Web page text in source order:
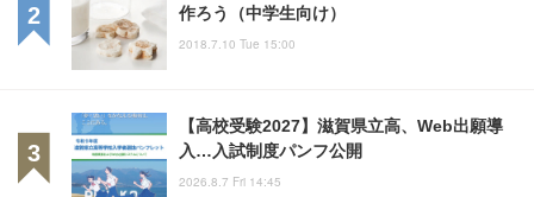
作ろう（中学生向け）
2018.7.10 Tue 15:00
【高校受験2027】滋賀県立高、Web出願導
入…入試制度パンフ公開
2026.8.7 Fri 14:45